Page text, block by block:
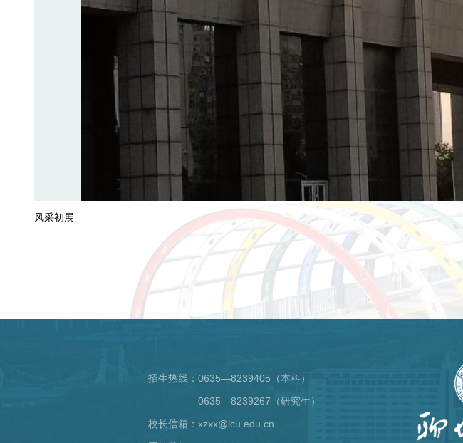
风采初展
招生热线： 0635—8239405（本科）
0635—8239267（研究生）
校长信箱：xzxx@lcu.edu.cn